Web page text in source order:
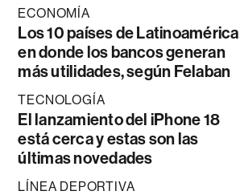
ECONOMÍA
Los 10 países de Latinoamérica
en donde los bancos generan
más utilidades, según Felaban
TECNOLOGÍA
El lanzamiento del iPhone 18
está cerca y estas son las
últimas novedades
LÍNEA DEPORTIVA